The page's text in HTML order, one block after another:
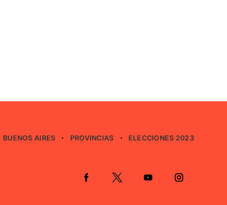
BUENOS AIRES PROVINCIAS ELECCIONES 2023